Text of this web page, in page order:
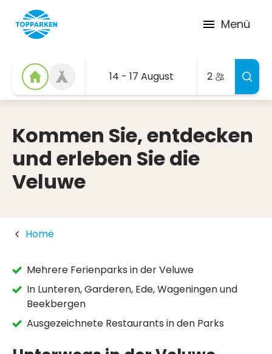
Menü
14 - 17 August 2
Kommen Sie, entdecken
und erleben Sie die
Veluwe
Home
Mehrere Ferienparks in der Veluwe
In Lunteren, Garderen, Ede, Wageningen und
Beekbergen
Ausgezeichnete Restaurants in den Parks